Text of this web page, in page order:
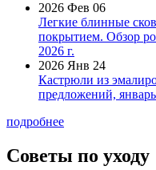
2026 Фев 06
Легкие блинные
покрытием. Обзор
2026 г.
2026 Янв 24
Кастрюли из
предложений,
подробнее
Советы по уходу